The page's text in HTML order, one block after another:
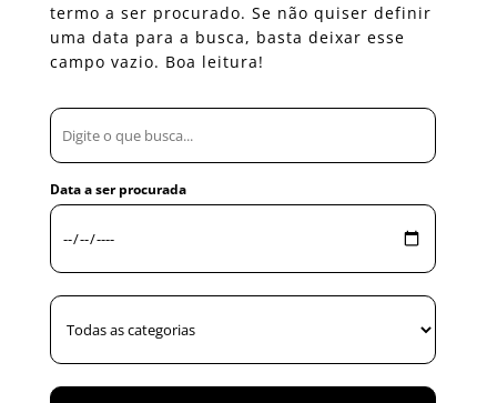
termo a ser procurado. Se não quiser definir
uma data para a busca, basta deixar esse
campo vazio. Boa leitura!